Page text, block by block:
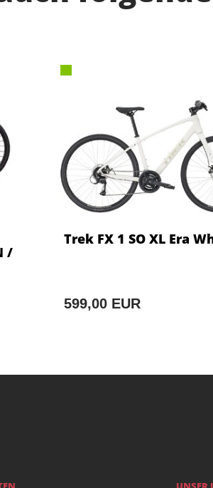
/
Trek FX 1 SO XL Era
599,00 EUR